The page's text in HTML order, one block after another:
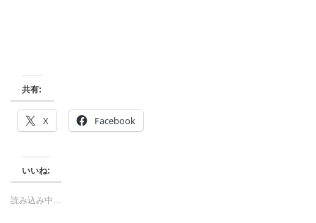
共有:
X Facebook
いいね:
読み込み中…